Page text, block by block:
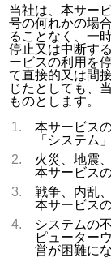
当社は、本サー
号の何れかの場
ることなく、一
停止又は中断す
ービスの利用を
て直接的又は間
じたとしても、
ものとします。
本サービス
「システム
火災、地震
本サービス
戦争、内乱
本サービス
システムの
ピューター
営が困難に